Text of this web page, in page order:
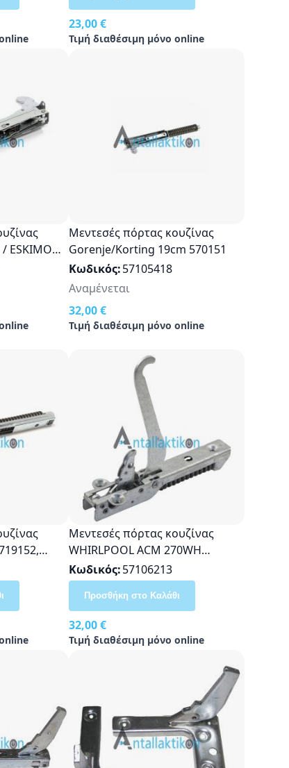
23,00 €
Τιμή διαθέσιμη μόνο online
/ ESKIMO
Μεντεσές πόρτας κουζίνας
Gorenje/Korting 19cm 570151
Κωδικός 57105418
32,00 €
Τιμή διαθέσιμη μόνο online
Αναμένεται
Μεντεσές πόρτας κουζίνας
WHIRLPOOL ACM 270WH
DMW664 12cm
Κωδικός 57106213
32,00 €
Τιμή διαθέσιμη μόνο online
Προσθήκη στο Καλάθι